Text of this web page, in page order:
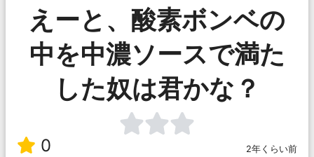
えーと、酸素ボンベの
中を中濃ソースで満た
した奴は君かな？
0
2年くらい前